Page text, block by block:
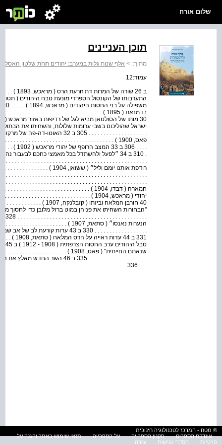
שלום אורח
תוכן העניינים
מתוך: > אלף שנות גלות במערב: יהודים תחת שלטון האסלאם:
עמוד:12
. . . . . . . . . . . . . . . . . . . . 305 ב 32
פאס, 1900 ) . . . . . . . . . . . . . . . . . . . . . . . . . . . . . . . .
. . . . 306 ב
הנערות נאנסו״ ( סתאת, 1907 ) . . . . . .
שנאתם החייתית" ( פאס, 1908 ) . . . . . .
© מטח - המרכז לטכנולוגיה חינוכית
אינדקס הספרים
תקנון הספרייה על הספרייה
תנאי שימוש באתר והגנה על
פרטיות
הסדרי נגישות עזרה